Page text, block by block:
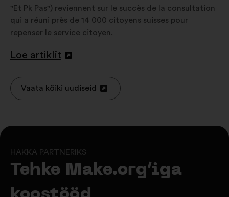
"Et Pk Pas") reviennent sur le succès de la consultation
qui a réuni près de 14 000 citoyens suisses pour
repenser le service citoyen.
Loe artiklit
Avamine
vahelehel
Vaata kõiki uudiseid
HAKKA PARTNERIKS
Tehke Make.org‘iga